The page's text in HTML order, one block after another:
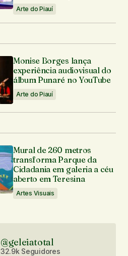
Arte do Piauí
Monise Borges lança
experiência audiovisual do
álbum Punaré no YouTube
Arte do Piauí
Mural de 260 metros
transforma Parque da
Cidadania em galeria a céu
aberto em Teresina
Artes Visuais
@geleiatotal
32.9k Seguidores